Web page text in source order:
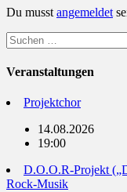
Du musst angemeldet
Suchen
nach:
Veranstaltungen
Projektchor
14.08.2026
19:00
D.O.O.R-Projekt
Rock-Musik